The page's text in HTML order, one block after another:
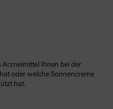
Ihnen bei der
oder welche Sonnencreme
hat.